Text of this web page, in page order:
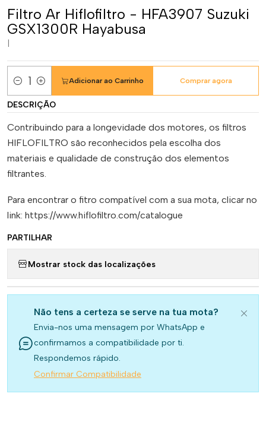
Filtro Ar Hiflofiltro - HFA3907 Suzuki
GSX1300R Hayabusa
Quantidade
Adicionar ao Carrinho Comprar agora
DESCRIÇÃO
Contribuindo para a longevidade dos motores, os filtros
HIFLOFILTRO são reconhecidos pela escolha dos
materiais e qualidade de construção dos elementos
filtrantes.
Para encontrar o fitro compatível com a sua mota, clicar no
link: https://www.hiflofiltro.com/catalogue
PARTILHAR
Mostrar stock das localizações
Não tens a certeza se serve na tua mota?
Envia-nos uma mensagem por WhatsApp e
confirmamos a compatibilidade por ti.
Respondemos rápido.
Confirmar Compatibilidade